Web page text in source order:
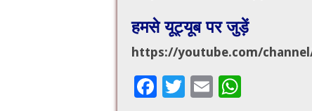
हमसे यूट्यूब पर जुड़ें
https://youtube.com/
F
T
E